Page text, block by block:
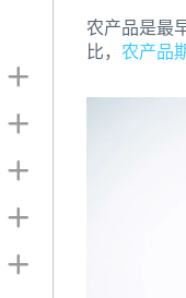
农产品是最
比， 农产品